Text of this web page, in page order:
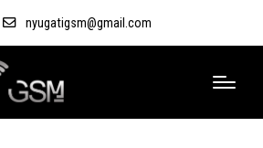
nyugatigsm@gmail.com